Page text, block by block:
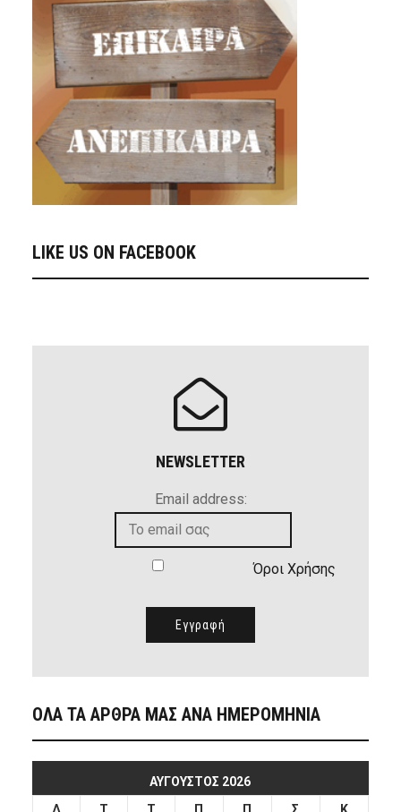
LIKE US ON FACEBOOK
NEWSLETTER
Email address:
Όροι Χρήσης
ΟΛΑ ΤΑ ΑΡΘΡΑ ΜΑΣ ΑΝΑ ΗΜΕΡΟΜΗΝΙΑ
ΑΎΓΟΥΣΤΟΣ 2026